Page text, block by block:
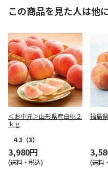
この商品を見た人は他
＜お中元＞山形県産白桃２
ｋｇ
4.3 （3）
3,980円
(送料・税込)
福島
(送料